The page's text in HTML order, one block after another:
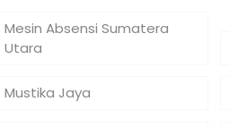
Mesin Absensi Sumatera
Utara
Mustika Jaya